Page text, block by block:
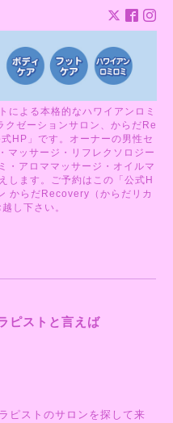
による本格的なハワイアンロミ
クゼーションサロン、からだRe
HP」です。オーナーの男性セ
マッサージ・リフレクソロジー
・アロママッサージ・オイルマ
します。ご予約はこの「公式H
からだRecovery（からだリカ
し下さい。
ピストと言えば
ピストのサロンを探して来